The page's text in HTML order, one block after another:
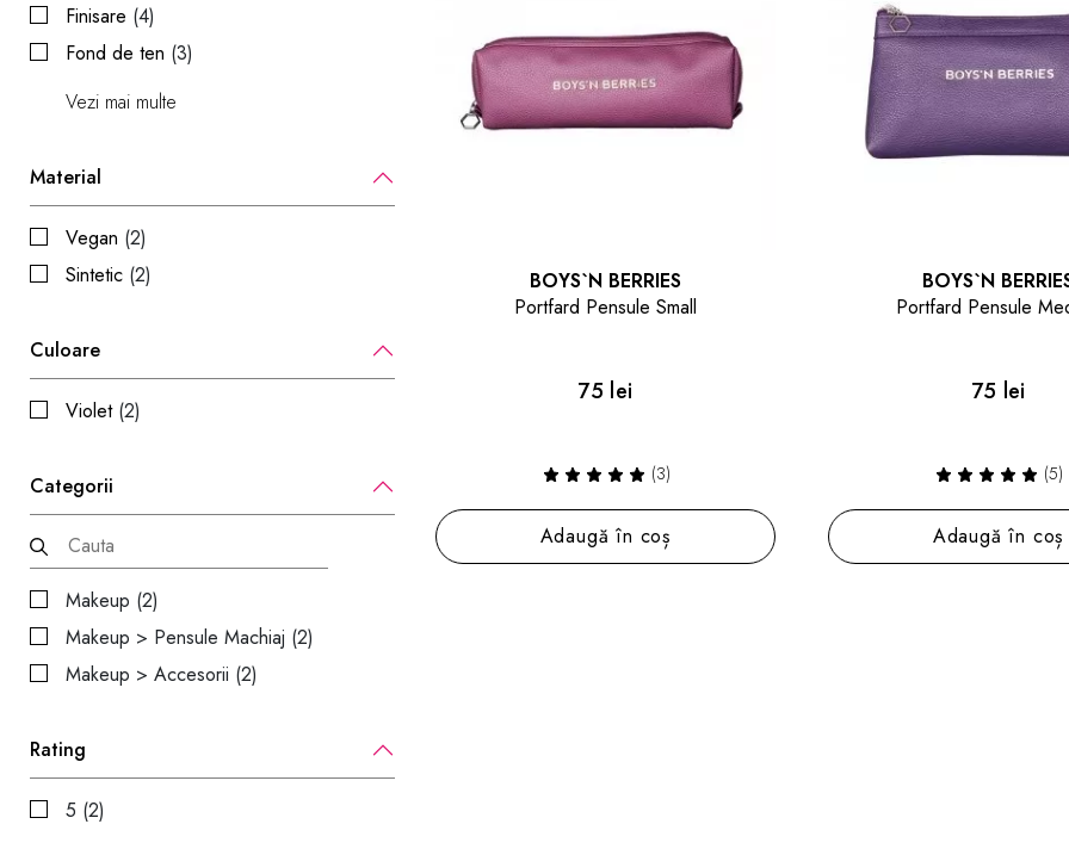
Finisare (4)
Fond de ten (3)
Vezi mai multe
Material
Vegan (2)
Sintetic (2)
Culoare
Violet(2)
Categorii
Makeup (2)
Makeup > Pensule Machiaj (2)
Makeup > Accesorii (2)
Rating
5 (2)
BOYS`N BERRIES
Portfard Pensule Small
75 lei
(3)
Adaugă în coș
BOYS`N
Portfard Pensule
75 lei
(5)
Adaugă în coș